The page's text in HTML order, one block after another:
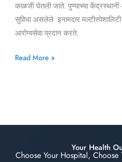
काळजी घेतली जाते. पुण्याच्या
सुविधा असलेले इनामदार
आरोग्यसेवा प्रदान करते.
Read More »
Your Health
Choose Your Hospital, Choose